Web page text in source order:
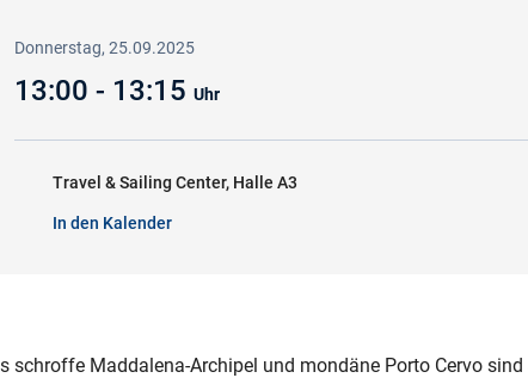
Donnerstag, 25.09.2025
13:00 - 13:15 Uhr
Travel & Sailing Center, Halle A3
In den Kalender
schroffe Maddalena-Archipel und mondäne Porto Cervo